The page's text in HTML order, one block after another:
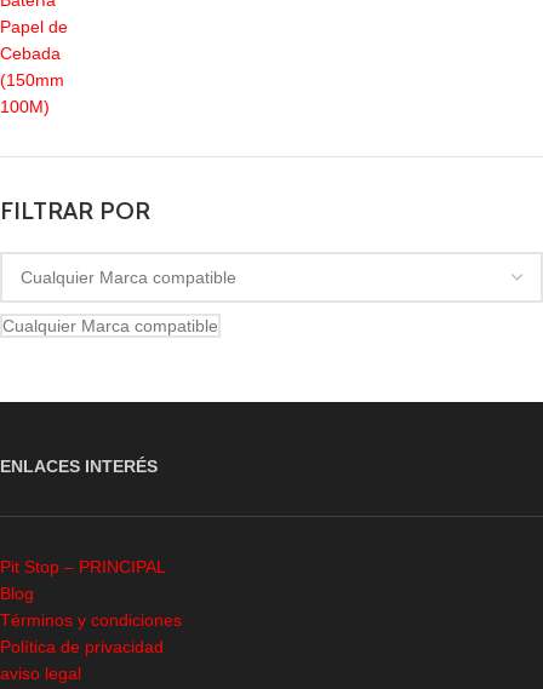
FILTRAR POR
Cualquier Marca compatible
ENLACES INTERÉS
Pit Stop – PRINCIPAL
Blog
Términos y condiciones
Política de privacidad
aviso legal